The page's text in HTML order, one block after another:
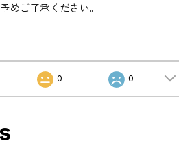
めご了承ください。
0 0